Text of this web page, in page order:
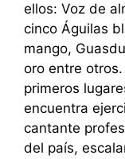
ellos: Voz de
cinco Águilas
mango,
oro entre
primeros
encuentra
cantante
del país,